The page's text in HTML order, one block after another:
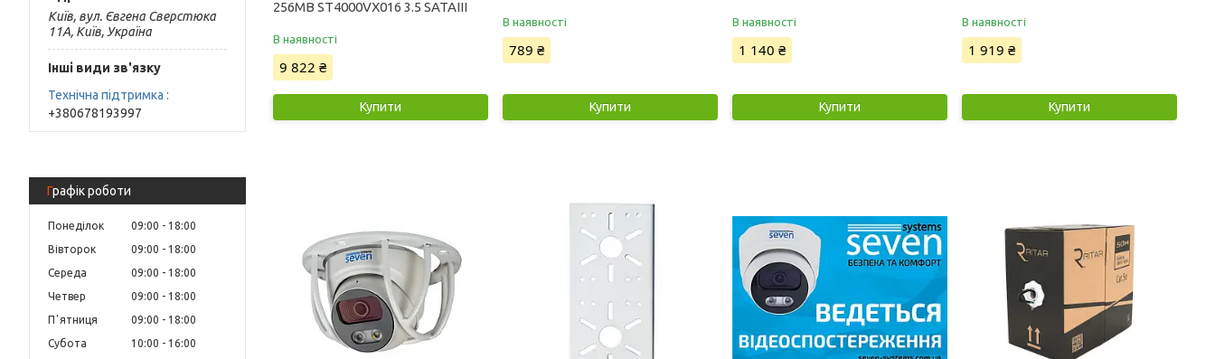
Київ, вул. Євгена Сверстюка
11А, Київ, Україна
Інші види зв'язку
Технічна підтримка
+380678193997
Графік роботи
Понеділок 09:00
18:00
Вівторок
09:00
18:00
Середа
09:00
18:00
Четвер
09:00
18:00
Пʼятниця
09:00
18:00
Субота
10:00
16:00
256MB ST4000VX016 3.5 SATAIII
В наявності
9 822 ₴
Купити
В наявності
789 ₴
Купити
В наявності
1 140 ₴
Купити
В наявності
1 919 ₴
Купити